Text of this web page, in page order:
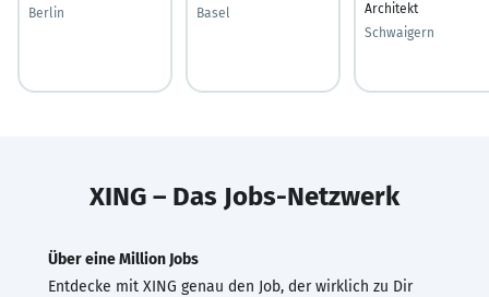
Berlin
Basel
Architekt
Schwaigern
XING – Das Jobs-Netzwerk
Über eine Million Jobs
Entdecke mit XING genau den Job, der wirklich zu Dir